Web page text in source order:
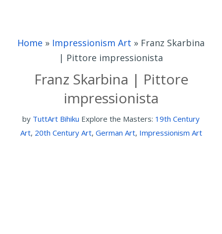
Home » Impressionism Art » Franz Skarbina
| Pittore impressionista
Franz Skarbina | Pittore
impressionista
by TuttArt Bihiku Explore the Masters: 19th Century
Art, 20th Century Art, German Art, Impressionism Art